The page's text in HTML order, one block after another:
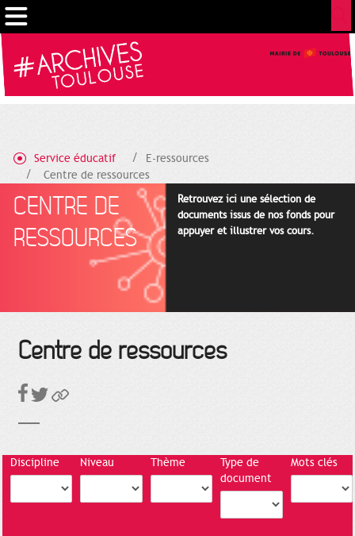
Service éducatif
E-ressources
Centre de ressources
CENTRE DE
RESSOURCES
Retrouvez ici une sélection de
documents issus de nos fonds pour
appuyer et illustrer vos cours.
Centre de ressources
Discipline Niveau Thème
Type de
document
Mots clés
Gestion de vos préférences sur les cookies